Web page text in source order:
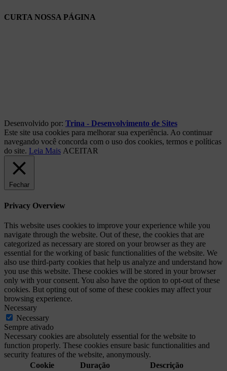
CURTA NOSSA PÁGINA
Desenvolvido por: Trina - Desenvolvimento de Sites
Este site usa cookies para melhorar sua experiência. Ao continuar
navegando você concorda com o uso dos cookies, termos e políticas
do site. Leia Mais ACEITAR
Fechar
Privacy Overview
This website uses cookies to improve your experience while you
navigate through the website. Out of these, the cookies that are
categorized as necessary are stored on your browser as they are
essential for the working of basic functionalities of the website. We
also use third-party cookies that help us analyze and understand how
you use this website. These cookies will be stored in your browser
only with your consent. You also have the option to opt-out of these
cookies. But opting out of some of these cookies may affect your
browsing experience.
Necessary
Necessary
Sempre ativado
Necessary cookies are absolutely essential for the website to
function properly. These cookies ensure basic functionalities and
security features of the website, anonymously.
Cookie
Duração Descrição